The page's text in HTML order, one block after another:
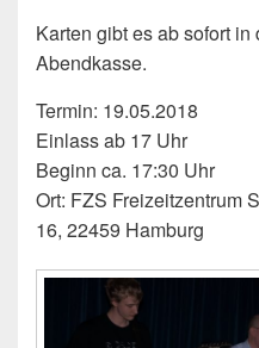
Karten gibt es ab sofort
Abendkasse.
Termin: 19.05.2018
Einlass ab 17 Uhr
Beginn ca. 17:30 Uhr
Ort: FZS Freizeitzentrum
16, 22459 Hamburg